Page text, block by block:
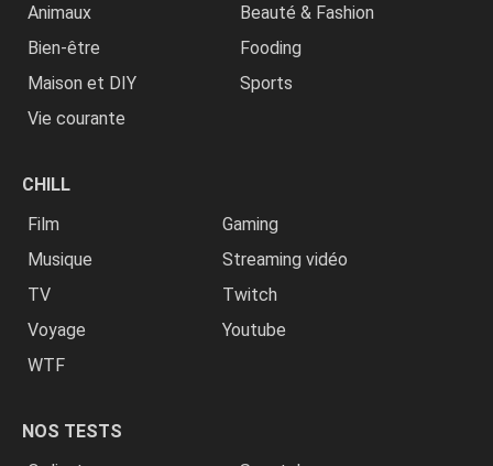
Animaux
Beauté & Fashion
Bien-être
Fooding
Maison et DIY
Sports
Vie courante
CHILL
Film
Gaming
Musique
Streaming vidéo
TV
Twitch
Voyage
Youtube
WTF
NOS TESTS